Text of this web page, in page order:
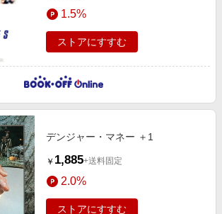
1.5%
ストアにすすむ
デンジャー・マネー ＋1
￥ 1,885+送料固定
2.0%
ストアにすすむ